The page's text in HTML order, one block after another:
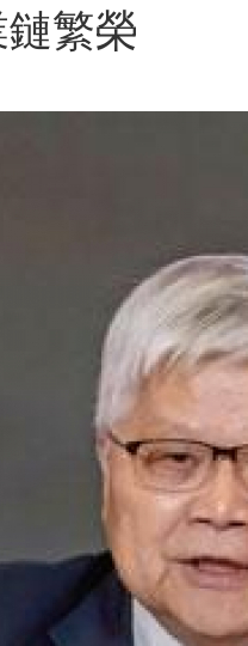
繁榮